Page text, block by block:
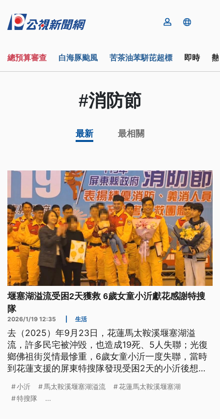
總預算審查 白海豚颱風 苦茶油苯駢芘超標 即時
#消防節
最新 最相關
堰塞湖溢流受困2天獲救 6歲女童小沂獻花感謝特搜
隊
2026/1/19 12:35 生活
去（2025）年9月23日，花蓮馬太鞍溪堰塞湖溢
流，許多民宅被沖毀，也造成19死、5人失聯；光復
鄉佛祖街災情最慘重，6歲女童小沂一度失聯，當時
到花蓮支援的屏東特搜隊發現受困2天的小沂後想盡
隊員將上台受獎，小沂也化身神秘嘉賓，與媽媽現身
典禮中，獻花給特搜隊隊員們，感謝他們的辛勞。
小沂 馬太鞍溪堰塞湖溢流
花蓮馬太鞍溪堰塞湖
特搜隊
...